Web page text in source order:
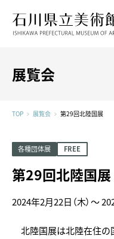
展覧会
TOP 展覧会 第29回北陸国展
各種団体展 FREE
第29回北陸国展
2024年2月22日（木）～
北陸国展は北陸在住の